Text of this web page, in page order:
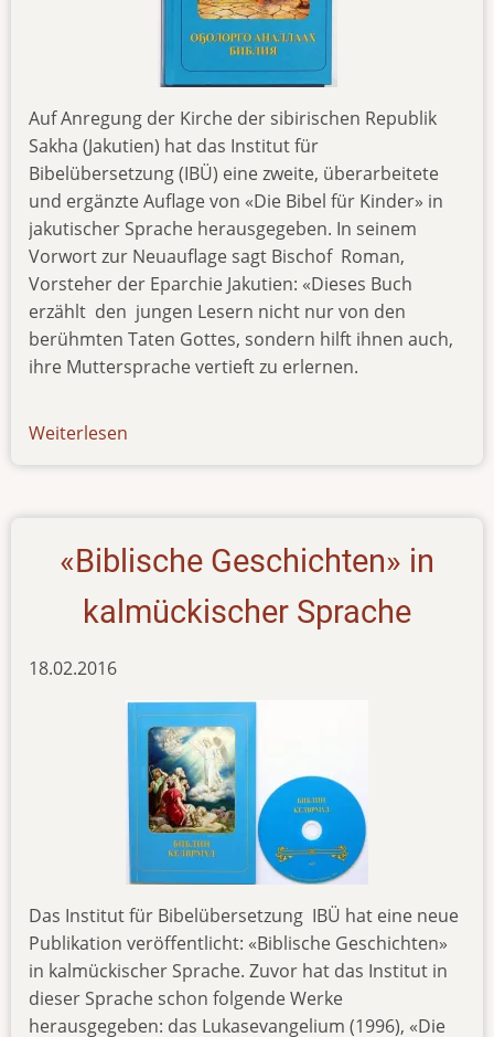
Auf Anregung der Kirche der sibirischen Republik
Sakha (Jakutien) hat das Institut für
Bibelübersetzung (IBÜ) eine zweite, überarbeitete
und ergänzte Auflage von «Die Bibel für Kinder» in
jakutischer Sprache herausgegeben. In seinem
Vorwort zur Neuauflage sagt Bischof Roman,
Vorsteher der Eparchie Jakutien: «Dieses Buch
erzählt den jungen Lesern nicht nur von den
berühmten Taten Gottes, sondern hilft ihnen auch,
ihre Muttersprache vertieft zu erlernen.
Weiterlesen
«Biblische Geschichten» in
kalmückischer Sprache
18.02.2016
Das Institut für Bibelübersetzung IBÜ hat eine neue
Publikation veröffentlicht: «Biblische Geschichten»
in kalmückischer Sprache. Zuvor hat das Institut in
dieser Sprache schon folgende Werke
herausgegeben: das Lukasevangelium (1996), «Die